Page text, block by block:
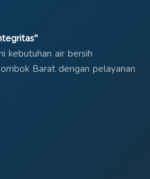
kebutuhan air bersih
Barat dengan pelayanan